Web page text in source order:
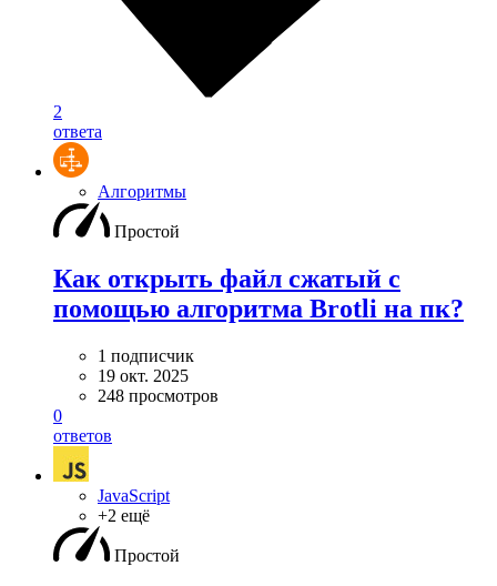
2
ответа
Алгоритмы
Простой
Как открыть файл сжатый с
помощью алгоритма Brotli на пк?
1 подписчик
19 окт. 2025
248 просмотров
0
ответов
JavaScript
+2 ещё
Простой